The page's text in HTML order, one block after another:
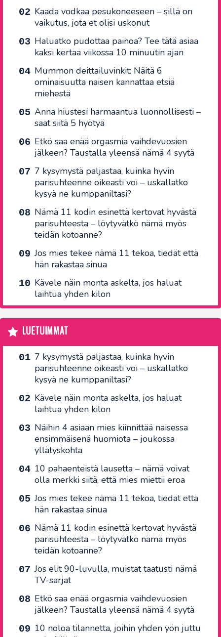
Kaada vodkaa pesukoneeseen – sillä on
vaikutus, jota et olisi uskonut
Haluatko pudottaa painoa? Tee tätä asiaa
kaksi kertaa viikossa 10 minuutin ajan
Mummon deittailuvinkit: Näitä 6
ominaisuutta naisen kannattaa etsiä
miehestä
Anna hiustesi harmaantua luonnollisesti –
saat siitä 5 hyötyä
Etkö saa enää orgasmia vaihdevuosien
jälkeen? Taustalla yleensä nämä 4 syytä
7 kysymystä paljastaa, kuinka hyvin
parisuhteenne oikeasti voi – uskallatko
kysyä ne kumppaniltasi?
Nämä 11 kodin esinettä kertovat hyvästä
parisuhteesta – löytyvätkö nämä myös
teidän kotoanne?
Jos mies tekee nämä 11 tekoa, tiedät että
hän rakastaa sinua
Kävele näin monta askelta, jos haluat
laihtua yhden kilon
LUETUIMMAT
7 kysymystä paljastaa, kuinka hyvin
parisuhteenne oikeasti voi – uskallatko
kysyä ne kumppaniltasi?
Kävele näin monta askelta, jos haluat
laihtua yhden kilon
Näihin 4 asiaan mies kiinnittää naisessa
ensimmäisenä huomiota – joukossa
yllätyskohta
10 pahaenteistä lausetta – nämä voivat
olla merkki siitä, että mies miettii eroa
Jos mies tekee nämä 11 tekoa, tiedät että
hän rakastaa sinua
Nämä 11 kodin esinettä kertovat hyvästä
parisuhteesta – löytyvätkö nämä myös
teidän kotoanne?
Jos elit 90-luvulla, muistat taatusti nämä
TV-sarjat
Etkö saa enää orgasmia vaihdevuosien
jälkeen? Taustalla yleensä nämä 4 syytä
10 noloa tilannetta, joihin yhden yön juttu